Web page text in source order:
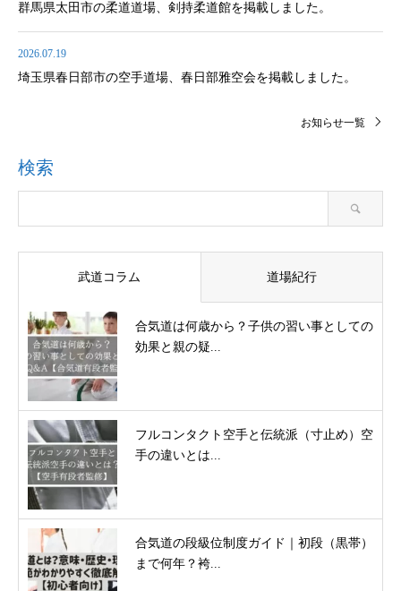
群馬県太田市の柔道道場、剣持柔道館を掲載しました。
2026.07.19
埼玉県春日部市の空手道場、春日部雅空会を掲載しました。
お知らせ一覧
検索
武道コラム 道場紀行
合気道は何歳から？子供の習い事としての
効果と親の疑...
フルコンタクト空手と伝統派（寸止め）空
手の違いとは...
合気道の段級位制度ガイド｜初段（黒帯）
まで何年？袴...